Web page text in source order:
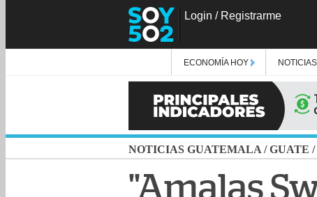
Login / Registrarme
ECONOMÍA HOY NOTICIAS
NOTICIAS GUATEMALA /GUATE /
"Amalas